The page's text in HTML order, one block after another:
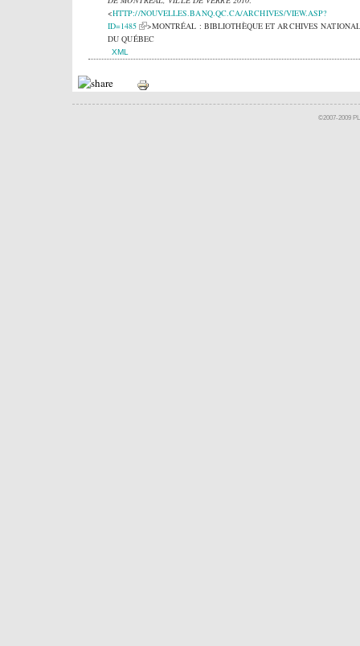
<HTTP://NOUVELLES.BANQ.QC.CA/ARCHIVES/VIEW.ASP?
ID=1485
>MONTRÉAL : BIBLIOTHÈQUE ET ARCHIVES
DU QUÉBEC
XML
©2007-2009